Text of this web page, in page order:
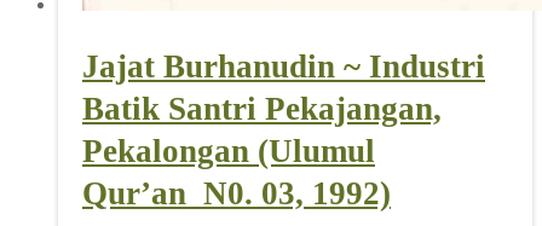
Jajat Burhanudin ~ Industri
Batik Santri Pekajangan,
Pekalongan (Ulumul
Qur’an_N0. 03, 1992)